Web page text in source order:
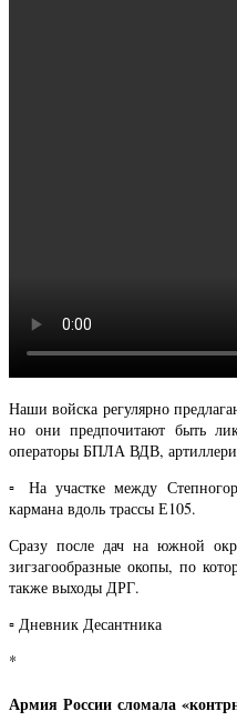
Наши войска регулярно
но они предпочитают быть
операторы БПЛА ВДВ,
▫️ На участке между
кармана вдоль трассы Е105.
Сразу после дач на южной
зигзагообразные окопы, по
также выходы ДРГ.
▫️ Дневник Десантника
*
Армия России сломала